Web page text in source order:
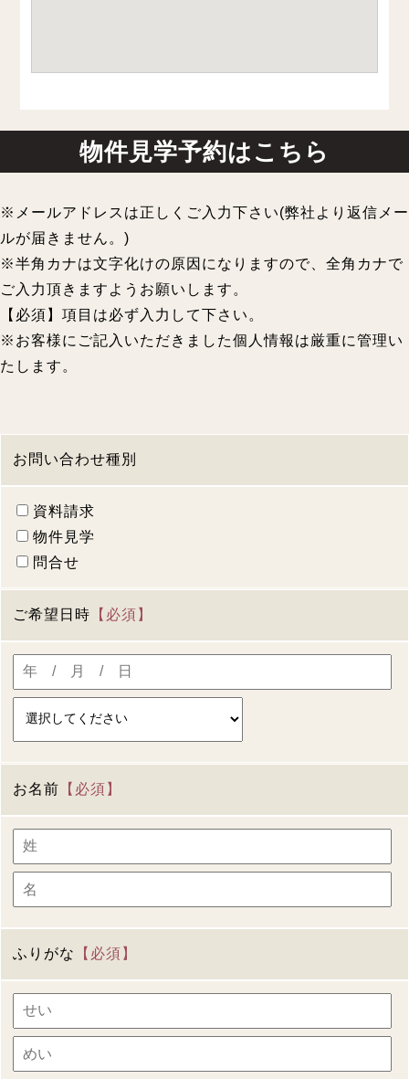
物件見学予約はこちら
※メールアドレスは正しくご入力下さい(弊社より返信メー
ルが届きません。)
※半角カナは文字化けの原因になりますので、全角カナで
ご入力頂きますようお願いします。
【必須】項目は必ず入力して下さい。
※お客様にご記入いただきました個人情報は厳重に管理い
たします。
お問い合わせ種別
資料請求
物件見学
問合せ
ご希望日時 【必須】
お名前 【必須】
ふりがな 【必須】